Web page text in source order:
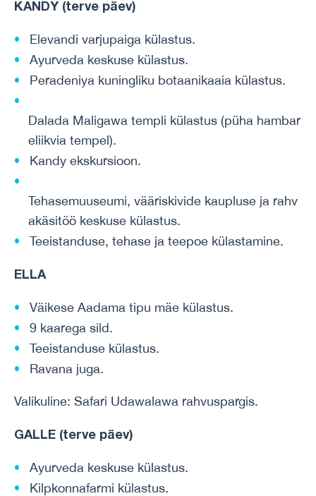
KANDY (terve päev)
Elevandi varjupaiga külastus.
Ayurveda keskuse külastus.
Peradeniya kuningliku botaanikaaia külastus.
Dalada Maligawa templi külastus (püha hambar
eliikvia tempel).
Kandy ekskursioon.
Tehasemuuseumi, vääriskivide kaupluse ja rahv
akäsitöö keskuse külastus.
Teeistanduse, tehase ja teepoe külastamine.
ELLA
Väikese Aadama tipu mäe külastus.
9 kaarega sild.
Teeistanduse külastus.
Ravana juga.
Valikuline: Safari Udawalawa rahvuspargis.
GALLE (terve päev)
Ayurveda keskuse külastus.
Kilpkonnafarmi külastus.